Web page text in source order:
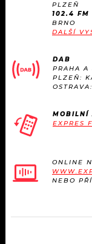
PLZEŇ
102.4 FM
BRNO
DALŠÍ
DAB
PRAHA A
PLZEŇ:
MOBILNÍ
EXPRES
ONLINE
NEBO